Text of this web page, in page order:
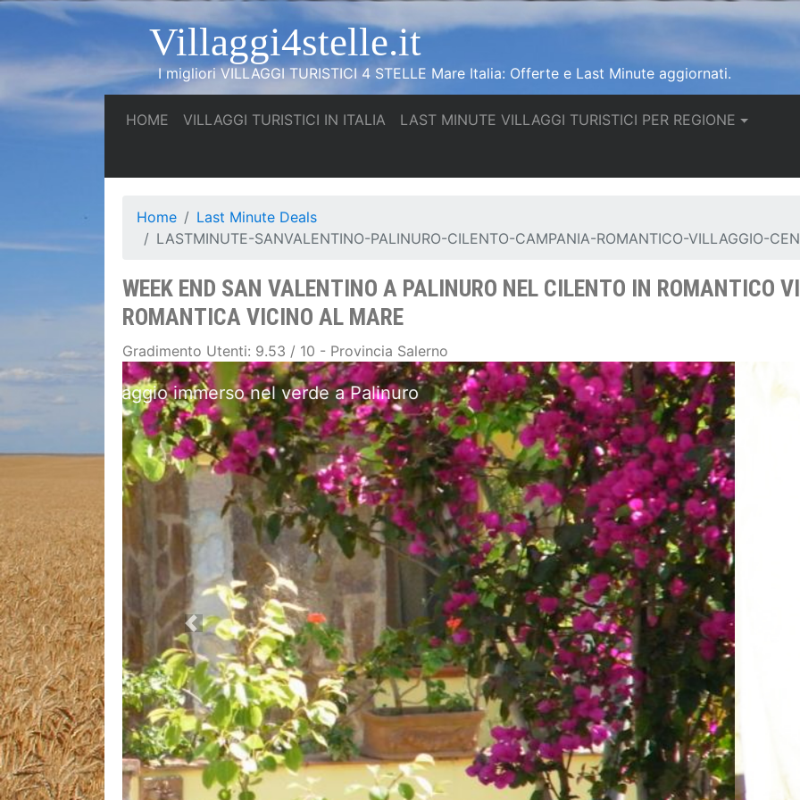
Villaggi4stelle.it
I migliori VILLAGGI TURISTICI 4 STELLE Mare Italia: Offerte e Last Minute aggiornati.
HOME (current)
VILLAGGI TURISTICI IN ITALIA (current)
LAST MINUTE VILLAGGI TURISTICI PER REGIONE
Home
Last Minute Deals
LASTMINUTE-SANVALENTINO-PALINURO-CILENTO-CAMPANIA-ROMANTICO-VILLAGGIO-
WEEK END SAN VALENTINO A PALINURO NEL CILENTO IN ROMANTICO
ROMANTICA VICINO AL MARE
Gradimento Utenti: 9.53 / 10 - Provincia Salerno
Appartamenti ideali per famiglie, Villaggio
Previous